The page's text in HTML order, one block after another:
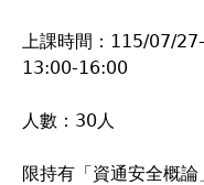
上課時間：115/07/
13:00-16:00
人數：30人
限持有「資通安全概